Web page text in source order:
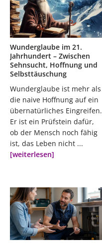
Wunderglaube im 21.
Jahrhundert – Zwischen
Sehnsucht, Hoffnung und
Selbsttäuschung
Wunderglaube ist mehr als
die naive Hoffnung auf ein
übernatürliches Eingreifen.
Er ist ein Prüfstein dafür,
ob der Mensch noch fähig
ist, das Leben nicht ...
[weiterlesen]